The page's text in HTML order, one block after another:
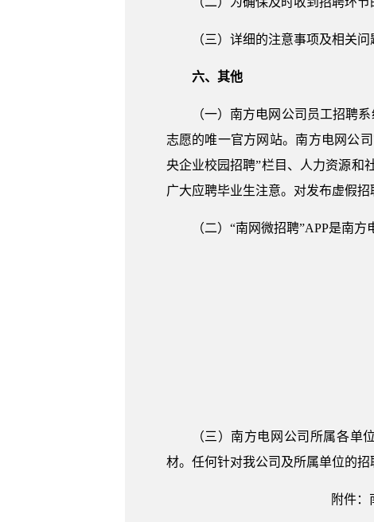
（三）详细的注意事项及相关
六、其他
（一）南方电网公司员工招聘
志愿的唯一官方网站。南方电网公
央企业校园招聘”栏目、人力资源和
广大应聘毕业生注意。对发布虚假
（二）“南网微招聘”APP是南
（三）南方电网公司所属各
材。任何针对我公司及所属单位的
附件：